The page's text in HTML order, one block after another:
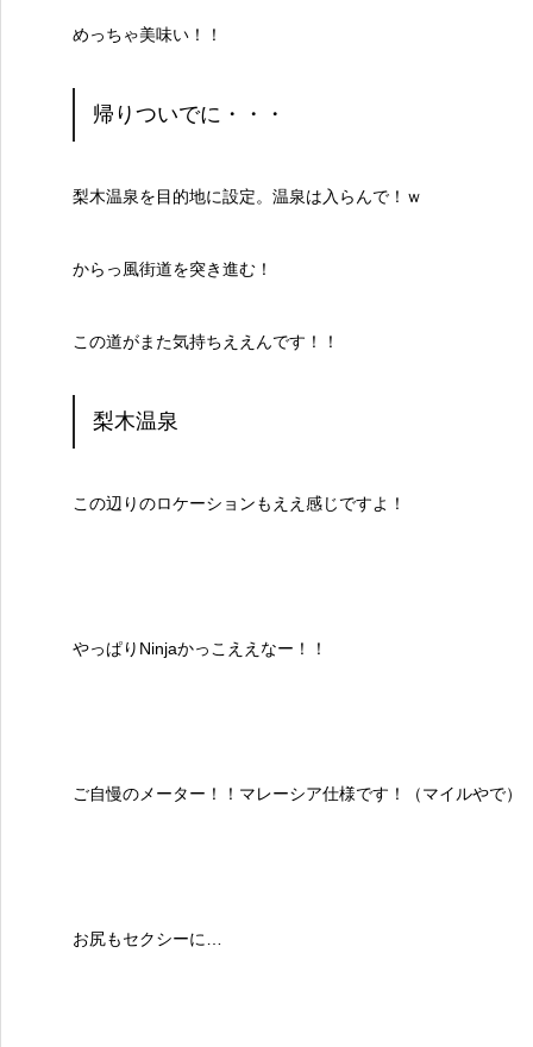
めっちゃ美味い！！
帰りついでに・・・
梨木温泉を目的地に設定。温泉は入らんで！ｗ
からっ風街道を突き進む！
この道がまた気持ちええんです！！
梨木温泉
この辺りのロケーションもええ感じですよ！
やっぱりNinjaかっこええなー！！
ご自慢のメーター！！マレーシア仕様です！（マイルやで）
お尻もセクシーに…